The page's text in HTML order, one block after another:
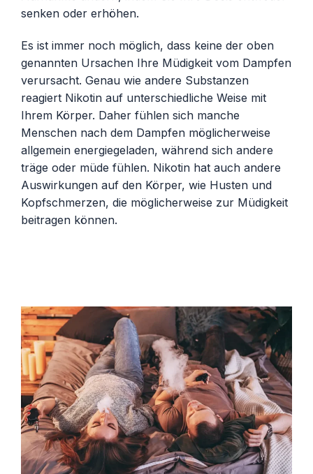
senken oder erhöhen.
Es ist immer noch möglich, dass keine der oben
genannten Ursachen Ihre Müdigkeit vom Dampfen
verursacht. Genau wie andere Substanzen
reagiert Nikotin auf unterschiedliche Weise mit
Ihrem Körper. Daher fühlen sich manche
Menschen nach dem Dampfen möglicherweise
allgemein energiegeladen, während sich andere
träge oder müde fühlen. Nikotin hat auch andere
Auswirkungen auf den Körper, wie Husten und
Kopfschmerzen, die möglicherweise zur Müdigkeit
beitragen können.